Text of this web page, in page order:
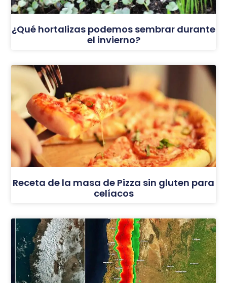
¿Qué hortalizas podemos sembrar durante
el invierno?
Receta de la masa de Pizza sin gluten para
celíacos